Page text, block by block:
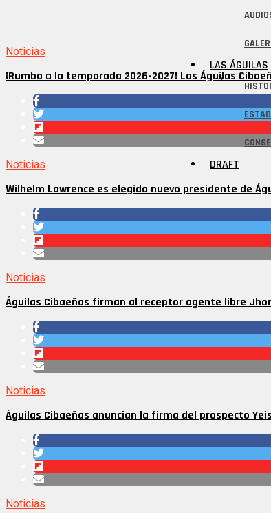
LAS ÁGUILAS
DRAFT
Noticias
¡Rumbo a la temporada 2026-2027! Las Águilas
Noticias
Wilhelm Lawrence es elegido nuevo presidente de
Noticias
Águilas Cibaeñas firman al receptor agente libre
Noticias
Águilas Cibaeñas anuncian la firma del prospecto
Noticias